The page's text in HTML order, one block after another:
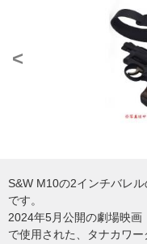
<
S&W M10の2インチバレ
です。
2024年5月公開の劇場映画
で使用された、タナカワ